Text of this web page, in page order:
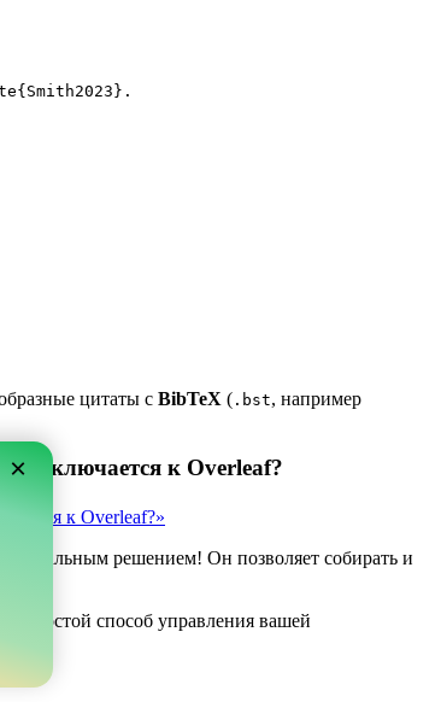
{ Smith2023 }.
цитаты с BibTeX ( .bst, например
к Overleaf?
к Overleaf?»
решением! Он позволяет собирать и
простой способ управления вашей
×